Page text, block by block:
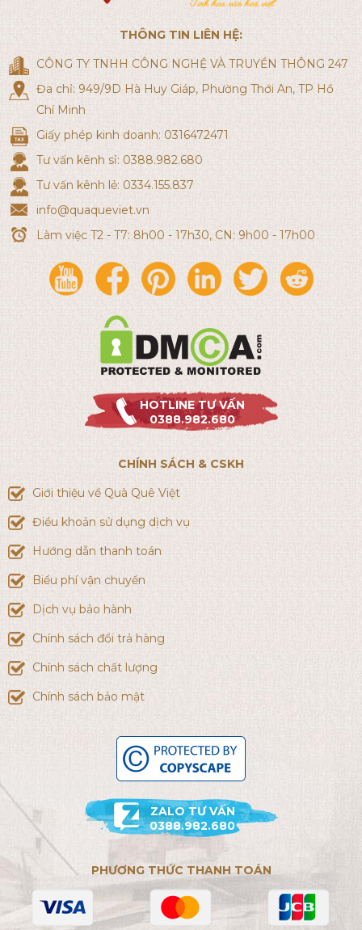
THÔNG TIN LIÊN HỆ:
CÔNG TY TNHH CÔNG NGHỆ VÀ TRUYỀN THÔNG 247
Đa chỉ: 949/9D Hà Huy Giáp, Phường Thới An, TP Hồ
Chí Minh
Giấy phép kinh doanh: 0316472471
Tư vấn kênh sỉ: 0388.982.680
Tư vấn kênh lẻ: 0334.155.837
info@quaqueviet.vn
Làm việc T2 - T7: 8h00 - 17h30, CN: 9h00 - 17h00
HOTLINE TƯ VẤN
0388.982.680
CHÍNH SÁCH & CSKH
Giới thiệu về Quà Quê Việt
Điều khoản sử dụng dịch vụ
Hướng dẫn thanh toán
Biểu phí vận chuyển
Dịch vụ bảo hành
Chính sách đổi trả hàng
Chính sách chất lượng
Chính sách bảo mật
ZALO TƯ VẤN
0388.982.680
PHƯƠNG THỨC THANH TOÁN